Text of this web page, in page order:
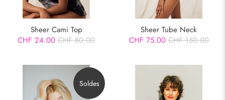
Sheer Cami Top
CHF 24.00 CHF 80.00
Sheer Tube Neck
CHF 75.00 CHF 150.00
Soldes